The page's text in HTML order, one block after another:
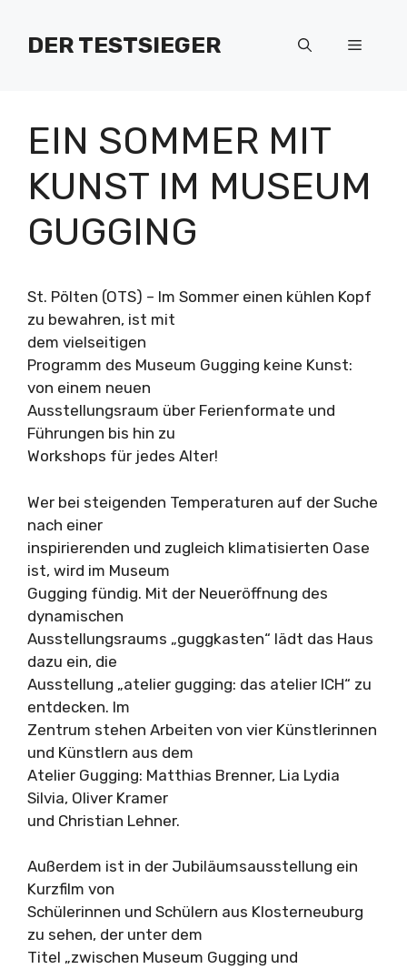
Inhalt
springenDER TESTSIEGER Menü
EIN SOMMER MIT
KUNST IM MUSEUM
GUGGING
St. Pölten (OTS) – Im Sommer einen kühlen Kopf
zu bewahren, ist mit
dem vielseitigen
Programm des Museum Gugging keine Kunst:
von einem neuen
Ausstellungsraum über Ferienformate und
Führungen bis hin zu
Workshops für jedes Alter!
Wer bei steigenden Temperaturen auf der Suche
nach einer
inspirierenden und zugleich klimatisierten Oase
ist, wird im Museum
Gugging fündig. Mit der Neueröffnung des
dynamischen
Ausstellungsraums „guggkasten“ lädt das Haus
dazu ein, die
Ausstellung „atelier gugging: das atelier ICH“ zu
entdecken. Im
Zentrum stehen Arbeiten von vier Künstlerinnen
und Künstlern aus dem
Atelier Gugging: Matthias Brenner, Lia Lydia
Silvia, Oliver Kramer
und Christian Lehner.
Außerdem ist in der Jubiläumsausstellung ein
Kurzfilm von
Schülerinnen und Schülern aus Klosterneuburg
zu sehen, der unter dem
Titel „zwischen Museum Gugging und